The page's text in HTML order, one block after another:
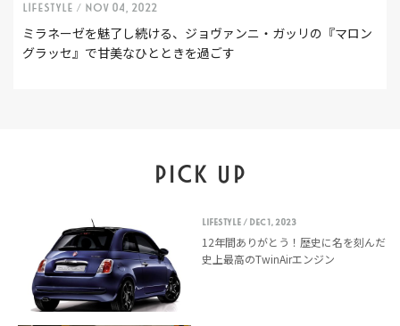
LIFESTYLE / Nov 04, 2022
ミラネーゼを魅了し続ける、ジョヴァンニ・ガッリの『マロン
グラッセ』で甘美なひとときを過ごす
PICK UP
LIFESTYLE / Dec 1, 2023
12年間ありがとう！歴史に名を刻んだ
史上最高のTwinAirエンジン